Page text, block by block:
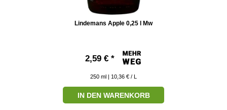
Lindemans Apple 0,25 l Mw
2,59 € *
250 ml | 10,36 € / L
IN DEN WARENKORB